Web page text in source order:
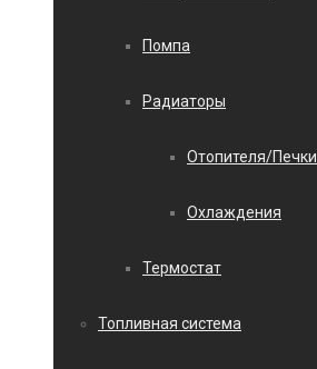
Помпа
Радиаторы
Отопителя/Печки
Охлаждения
Термостат
Топливная система